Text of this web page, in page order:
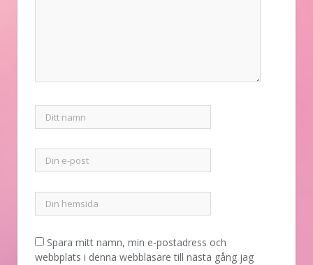
Spara mitt namn, min e-postadress och
webbplats i denna webbläsare till nästa gång jag